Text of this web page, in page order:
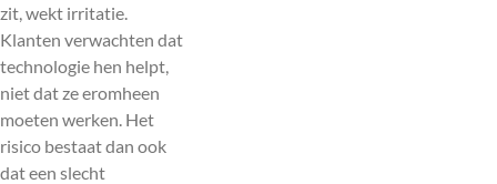
zit, wekt irritatie.
Klanten verwachten dat
technologie hen helpt,
niet dat ze eromheen
moeten werken. Het
risico bestaat dan ook
dat een slecht